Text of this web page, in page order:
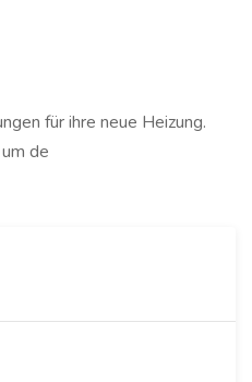
für ihre neue Heizung.
de